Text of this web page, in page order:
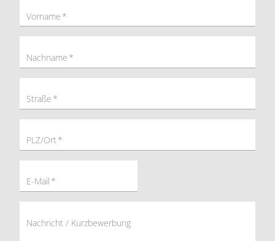
Vorname *
Nachname *
Straße *
PLZ/Ort *
E-Mail *
Nachricht / Kurzbewerbung